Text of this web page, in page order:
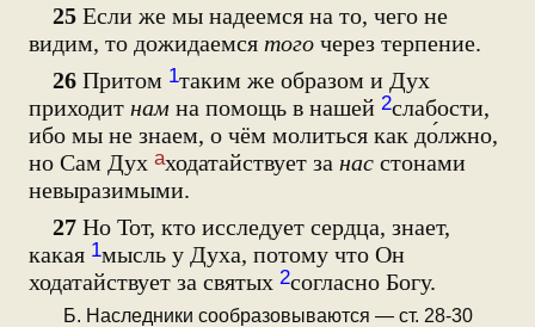
25 Если же мы надеемся на то, чего не
видим, то дожидаемся того через терпение.
26 Притом 1таким же образом и Дух
приходит нам на помощь в нашей 2слабости,
ибо мы не знаем, о чём молиться как до́лжно,
но Сам Дух аходатайствует за нас стонами
невыразимыми.
27 Но Тот, кто исследует сердца, знает,
какая 1мысль у Духа, потому что Он
ходатайствует за святых 2согласно Богу.
Б. Наследники сообразовываются — ст. 28-30